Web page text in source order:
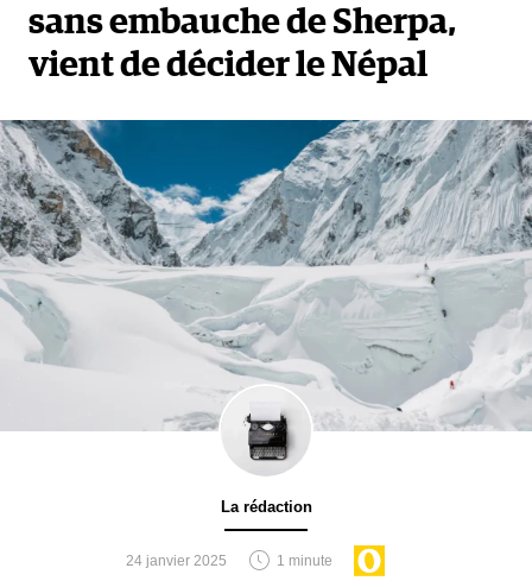
sans embauche de Sherpa,
vient de décider le Népal
La rédaction
24 janvier 2025 1 minute